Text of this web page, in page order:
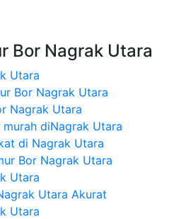
Bor Nagrak Utara
Utara
Bor Nagrak Utara
Nagrak Utara
murah diNagrak Utara
di Nagrak Utara
Bor Nagrak Utara
Utara
Utara Akurat
Utara